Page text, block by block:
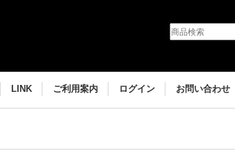
LINK ご利用案内 ログイン お問い合わせ